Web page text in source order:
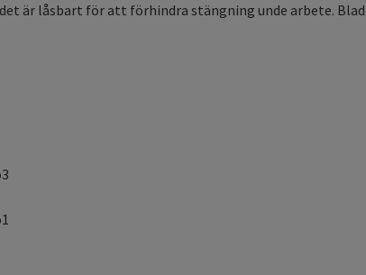
är låsbart för att förhindra stängning unde arbete.